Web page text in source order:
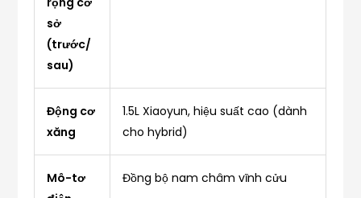
sở
(trước/
sau)
Động cơ
xăng
1.5L Xiaoyun, hiệu suất cao (dành
cho hybrid)
Mô-tơ
Đồng bộ nam châm vĩnh cửu